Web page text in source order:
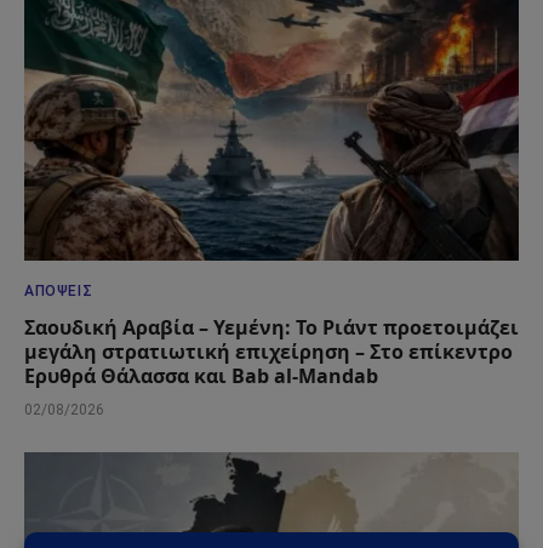
ΑΠΌΨΕΙΣ
Σαουδική Αραβία – Υεμένη: Το Ριάντ προετοιμάζει
μεγάλη στρατιωτική επιχείρηση – Στο επίκεντρο
Ερυθρά Θάλασσα και Bab al-Mandab
02/08/2026